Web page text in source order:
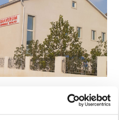
B
C
Center Aktau